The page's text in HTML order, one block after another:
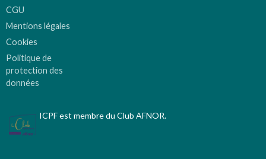
CGU
Mentions légales
Cookies
Politique de
protection des
données
ICPF est membre du Club AFNOR.